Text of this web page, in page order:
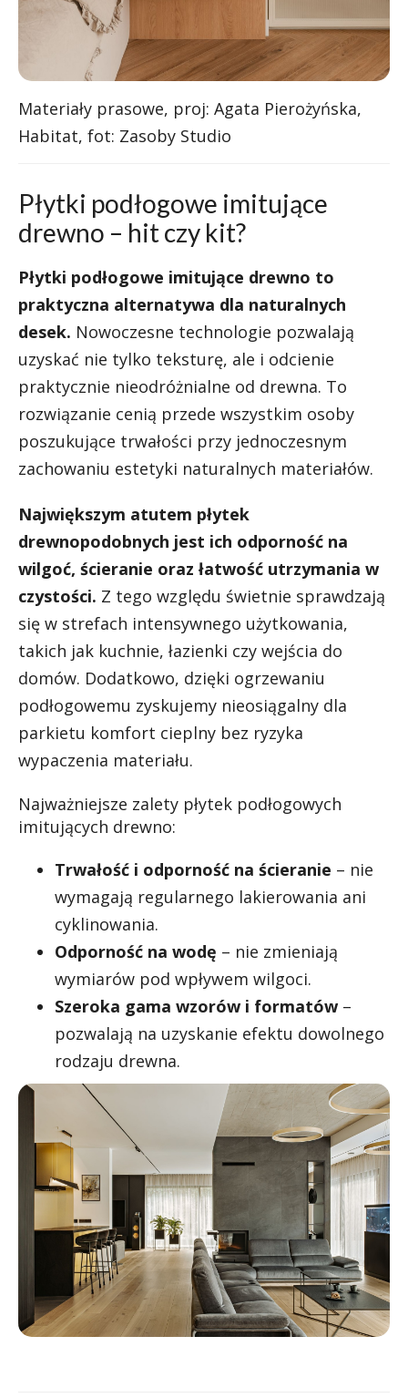
Materiały prasowe, proj: Agata Pierożyńska,
Habitat, fot: Zasoby Studio
Płytki podłogowe imitujące
drewno – hit czy kit?
Płytki podłogowe imitujące drewno to
praktyczna alternatywa dla naturalnych
desek. Nowoczesne technologie pozwalają
uzyskać nie tylko teksturę, ale i odcienie
praktycznie nieodróżnialne od drewna. To
rozwiązanie cenią przede wszystkim osoby
poszukujące trwałości przy jednoczesnym
zachowaniu estetyki naturalnych materiałów.
Największym atutem płytek
drewnopodobnych jest ich odporność na
wilgoć, ścieranie oraz łatwość utrzymania w
czystości. Z tego względu świetnie sprawdzają
się w strefach intensywnego użytkowania,
takich jak kuchnie, łazienki czy wejścia do
domów. Dodatkowo, dzięki ogrzewaniu
podłogowemu zyskujemy nieosiągalny dla
parkietu komfort cieplny bez ryzyka
wypaczenia materiału.
Najważniejsze zalety płytek podłogowych
imitujących drewno:
Trwałość i odporność na ścieranie – nie
wymagają regularnego lakierowania ani
cyklinowania.
Odporność na wodę – nie zmieniają
wymiarów pod wpływem wilgoci.
Szeroka gama wzorów i formatów –
pozwalają na uzyskanie efektu dowolnego
rodzaju drewna.